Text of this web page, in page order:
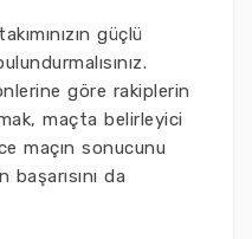
güçlü
göre rakiplerin
maçta belirleyici
maçın sonucunu
da